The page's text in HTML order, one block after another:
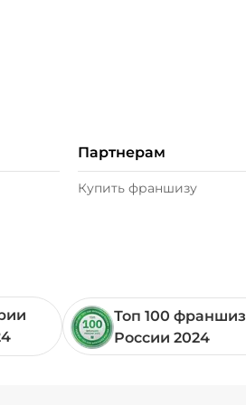
Партнерам
Купить франшизу
Топ 100 франшиз
России 2024